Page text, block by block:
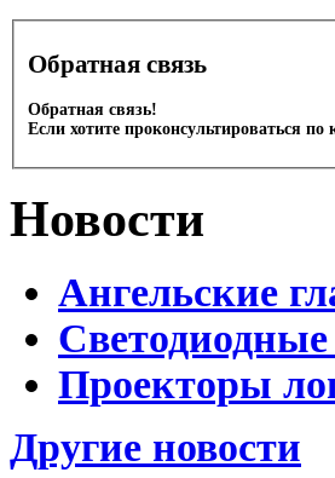
Обратная связь
Обратная связь!
Если хотите проконсультироваться
Новости
Ангельские
Проекторы
Другие новости